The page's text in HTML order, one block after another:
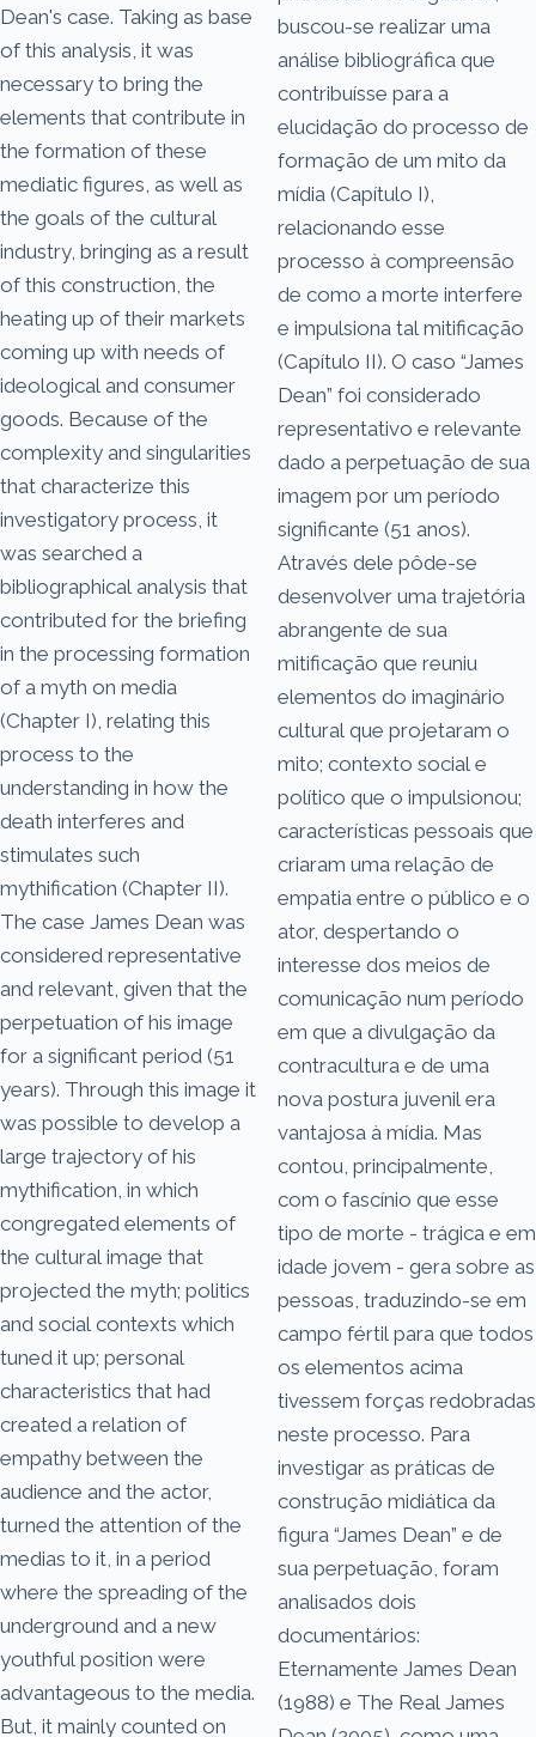
Dean's case. Taking as base
of this analysis, it was
necessary to bring the
elements that contribute in
the formation of these
mediatic figures, as well as
the goals of the cultural
industry, bringing as a result
of this construction, the
heating up of their markets
coming up with needs of
ideological and consumer
goods. Because of the
complexity and singularities
that characterize this
investigatory process, it
was searched a
bibliographical analysis that
contributed for the briefing
in the processing formation
of a myth on media
(Chapter I), relating this
process to the
understanding in how the
death interferes and
stimulates such
mythification (Chapter II).
The case James Dean was
considered representative
and relevant, given that the
perpetuation of his image
for a significant period (51
years). Through this image it
was possible to develop a
large trajectory of his
mythification, in which
congregated elements of
the cultural image that
projected the myth; politics
and social contexts which
tuned it up; personal
characteristics that had
created a relation of
empathy between the
audience and the actor,
turned the attention of the
medias to it, in a period
where the spreading of the
underground and a new
youthful position were
advantageous to the media.
But, it mainly counted on
buscou-se realizar uma
análise bibliográfica que
contribuísse para a
elucidação do processo de
formação de um mito da
mídia (Capítulo I),
relacionando esse
processo à compreensão
de como a morte interfere
e impulsiona tal mitificação
(Capítulo II). O caso “James
Dean” foi considerado
representativo e relevante
dado a perpetuação de sua
imagem por um período
significante (51 anos).
Através dele pôde-se
desenvolver uma trajetória
abrangente de sua
mitificação que reuniu
elementos do imaginário
cultural que projetaram o
mito; contexto social e
político que o impulsionou;
características pessoais que
criaram uma relação de
empatia entre o público e o
ator, despertando o
interesse dos meios de
comunicação num período
em que a divulgação da
contracultura e de uma
nova postura juvenil era
vantajosa à mídia. Mas
contou, principalmente,
com o fascínio que esse
tipo de morte - trágica e em
idade jovem - gera sobre as
pessoas, traduzindo-se em
campo fértil para que todos
os elementos acima
tivessem forças redobradas
neste processo. Para
investigar as práticas de
construção midiática da
figura “James Dean” e de
sua perpetuação, foram
analisados dois
documentários:
Eternamente James Dean
(1988) e The Real James